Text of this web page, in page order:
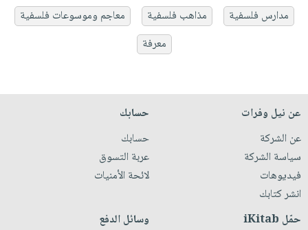
مدارس فلسفية
مذاهب فلسفية
معاجم وموسوعات فلسفية
معرفة
عن نيل وفرات
عن الشركة
سياسة الشركة
فيديوهات
انشر كتابك
حسابك
حسابك
عربة التسوق
لائحة الأمنيات
حمّل iKitab وسائل الدفع